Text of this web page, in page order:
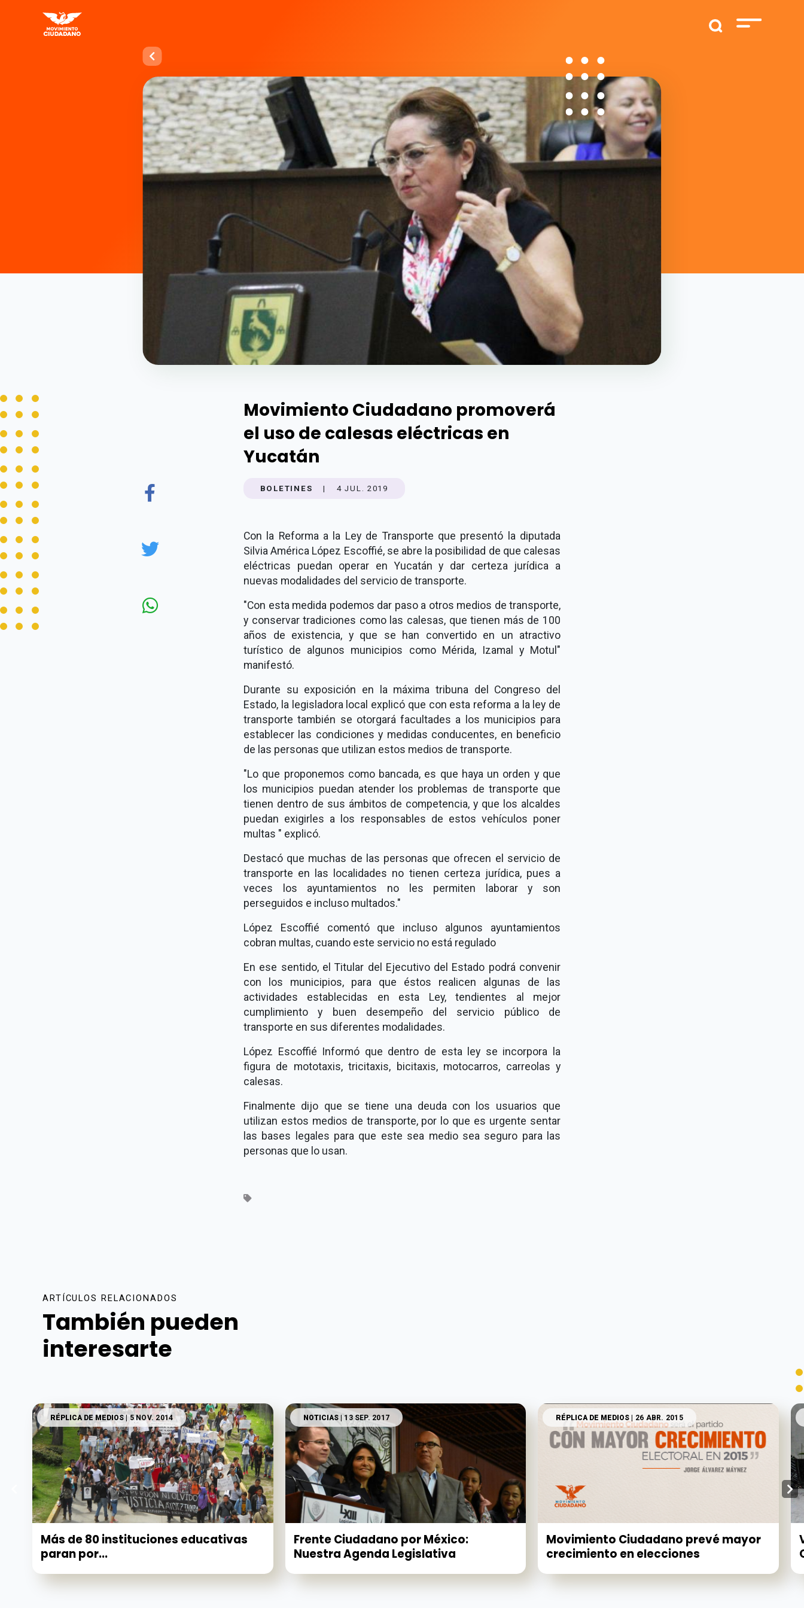
Movimiento Ciudadano promoverá
el uso de calesas eléctricas en
Yucatán
BOLETINES | 4 JUL. 2019
Con la Reforma a la Ley de Transporte que presentó la diputada
Silvia América López Escoffié, se abre la posibilidad de que calesas
eléctricas puedan operar en Yucatán y dar certeza jurídica a
nuevas modalidades del servicio de transporte.
"Con esta medida podemos dar paso a otros medios de transporte,
y conservar tradiciones como las calesas, que tienen más de 100
años de existencia, y que se han convertido en un atractivo
turístico de algunos municipios como Mérida, Izamal y Motul"
manifestó.
Durante su exposición en la máxima tribuna del Congreso del
Estado, la legisladora local explicó que con esta reforma a la ley de
transporte también se otorgará facultades a los municipios para
establecer las condiciones y medidas conducentes, en beneficio
de las personas que utilizan estos medios de transporte.
"Lo que proponemos como bancada, es que haya un orden y que
los municipios puedan atender los problemas de transporte que
tienen dentro de sus ámbitos de competencia, y que los alcaldes
puedan exigirles a los responsables de estos vehículos poner
multas " explicó.
Destacó que muchas de las personas que ofrecen el servicio de
transporte en las localidades no tienen certeza jurídica, pues a
veces los ayuntamientos no les permiten laborar y son
perseguidos e incluso multados."
López Escoffié comentó que incluso algunos ayuntamientos
cobran multas, cuando este servicio no está regulado
En ese sentido, el Titular del Ejecutivo del Estado podrá convenir
con los municipios, para que éstos realicen algunas de las
actividades establecidas en esta Ley, tendientes al mejor
cumplimiento y buen desempeño del servicio público de
transporte en sus diferentes modalidades.
López Escoffié Informó que dentro de esta ley se incorpora la
figura de mototaxis, tricitaxis, bicitaxis, motocarros, carreolas y
calesas.
Finalmente dijo que se tiene una deuda con los usuarios que
utilizan estos medios de transporte, por lo que es urgente sentar
las bases legales para que este sea medio sea seguro para las
personas que lo usan.
ARTÍCULOS RELACIONADOS
También pueden
interesarte
RÉPLICA DE MEDIOS | 5 NOV. 2014
Más de 80 instituciones educativas
paran por...
NOTICIAS| 13 SEP. 2017
Frente Ciudadano por México:
Nuestra Agenda Legislativa
RÉPLICA DE MEDIOS | 26 ABR. 2015
Movimiento Ciudadano prevé mayor
crecimiento en elecciones